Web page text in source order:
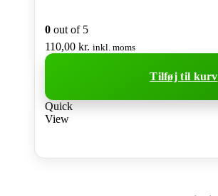
0 out of 5
110,00 kr. inkl. moms
Tilføj til kurv
Quick
View